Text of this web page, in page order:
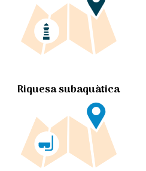
Riquesa subaquàtica